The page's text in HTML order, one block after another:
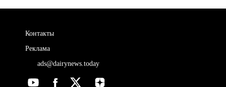
Контакты
Реклама
ads@dairynews.today